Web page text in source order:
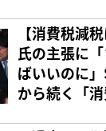
【消費税減
氏の主張に
ばいいのに
から続く「